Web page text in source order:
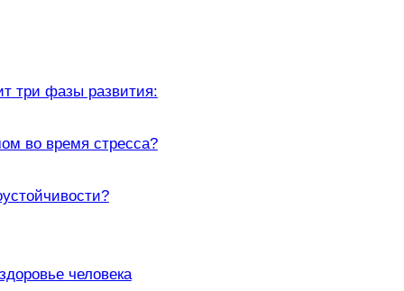
три фазы развития:
во время стресса?
человека